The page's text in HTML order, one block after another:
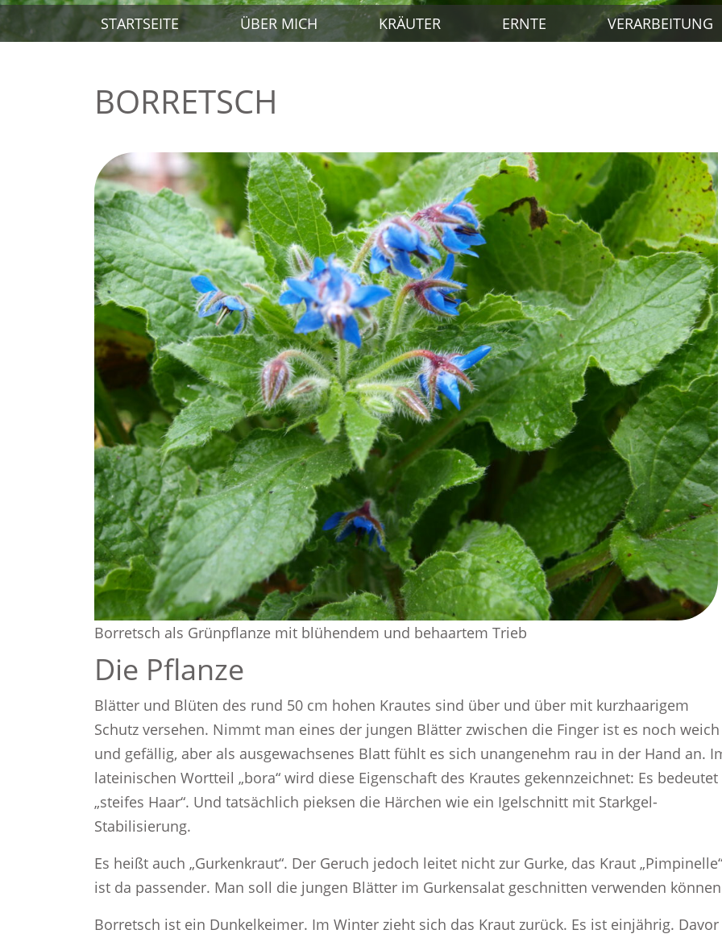
STARTSEITE ÜBER MICH KRÄUTER ERNTE VERARBEITUNG
BORRETSCH
Borretsch als Grünpflanze mit blühendem und behaartem Trieb
Die Pflanze
Blätter und Blüten des rund 50 cm hohen Krautes sind über und über mit kurzhaarigem
Schutz versehen. Nimmt man eines der jungen Blätter zwischen die Finger ist es noch weich
und gefällig, aber als ausgewachsenes Blatt fühlt es sich unangenehm rau in der Hand an.
lateinischen Wortteil „bora“ wird diese Eigenschaft des Krautes gekennzeichnet: Es bedeutet
„steifes Haar“. Und tatsächlich pieksen die Härchen wie ein Igelschnitt mit Starkgel-
Stabilisierung.
Es heißt auch „Gurkenkraut“. Der Geruch jedoch leitet nicht zur Gurke, das Kraut „Pimpinelle“
ist da passender. Man soll die jungen Blätter im Gurkensalat geschnitten verwenden
Borretsch ist ein Dunkelkeimer. Im Winter zieht sich das Kraut zurück. Es ist einjährig. Davor